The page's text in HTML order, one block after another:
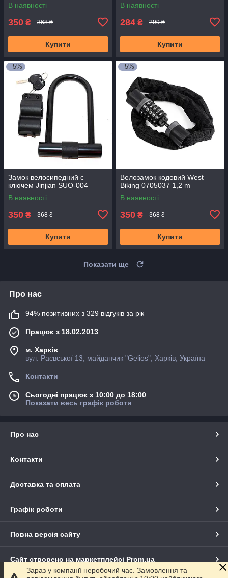
В наявності
350 ₴ 368 ₴
Купити
В наявності
284 ₴ 299 ₴
Купити
–5%
Замок велосипедний c
ключем Jinjian SUO-004
В наявності
350 ₴ 368 ₴
Купити
–5%
Велозамок кодовий West
Biking 0705037 1,2 m
В наявності
350 ₴ 368 ₴
Купити
Показати ще
Про нас
94% позитивних з 329 відгуків за рік
Працює з 18.02.2013
м. Харків
вул. Раєвської 13, майданчик "Gelios", Харків, Україна
Контакти
Сьогодні працює з 10:00 до 18:00
Показати весь графік роботи
Про нас
Контакти
Доставка та оплата
Графік роботи
Повна версія сайту
Сайт створено на маркетплейсі Prom.ua
Зараз у компанії неробочий час. Замовлення та